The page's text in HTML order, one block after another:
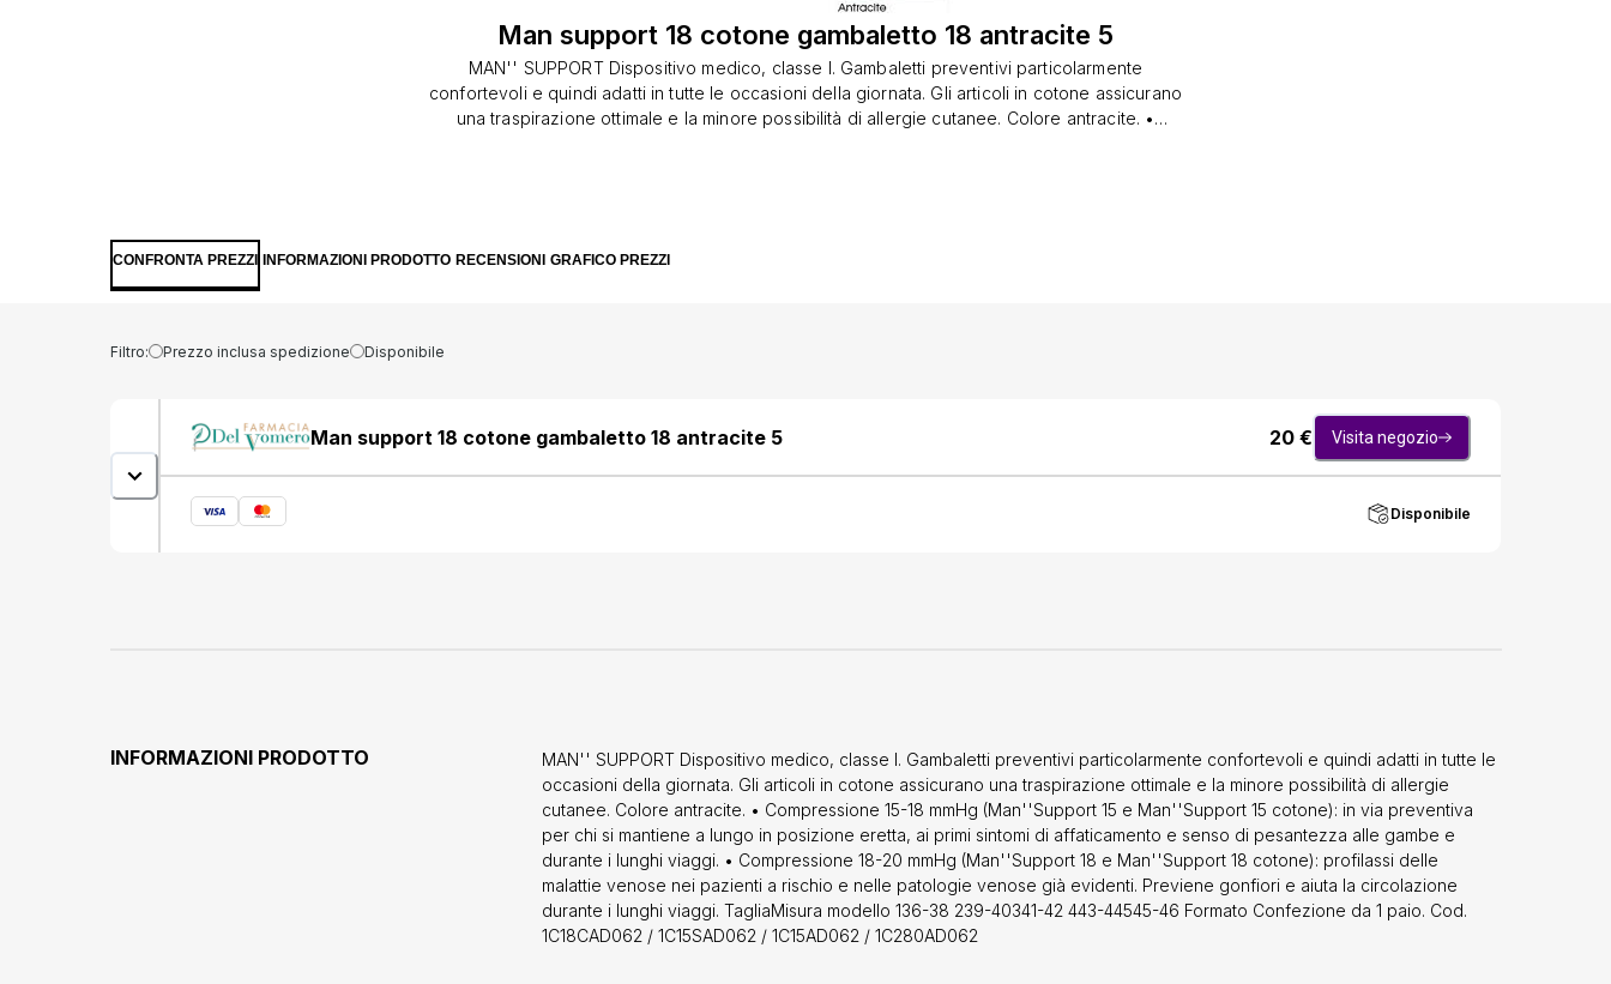
Man support 18 cotone gambaletto 18 antracite 5
MAN'' SUPPORT Dispositivo medico, classe I. Gambaletti preventivi particolarmente
confortevoli e quindi adatti in tutte le occasioni della giornata. Gli articoli in cotone assicurano
una traspirazione ottimale e la minore possibilità di allergie cutanee. Colore antracite. •
viaggi. TagliaMisura modello 136-38 239-40341-42 443-44545-46 Formato Confezione da 1
CONFRONTA PREZZI INFORMAZIONI PRODOTTO RECENSIONI GRAFICO PREZZI
Filtro: Prezzo inclusa spedizione Disponibile
Man support 18 cotone gambaletto 18 antracite 5 20 € Visita negozio
Disponibile
INFORMAZIONI PRODOTTO
MAN'' SUPPORT Dispositivo medico, classe I. Gambaletti preventivi particolarmente confortevoli e quindi adatti in tutte le
occasioni della giornata. Gli articoli in cotone assicurano una traspirazione ottimale e la minore possibilità di allergie
cutanee. Colore antracite. • Compressione 15-18 mmHg (Man''Support 15 e Man''Support 15 cotone): in via preventiva
per chi si mantiene a lungo in posizione eretta, ai primi sintomi di affaticamento e senso di pesantezza alle gambe e
durante i lunghi viaggi. • Compressione 18-20 mmHg (Man''Support 18 e Man''Support 18 cotone): profilassi delle
malattie venose nei pazienti a rischio e nelle patologie venose già evidenti. Previene gonfiori e aiuta la circolazione
durante i lunghi viaggi. TagliaMisura modello 136-38 239-40341-42 443-44545-46 Formato Confezione da 1 paio. Cod.
1C18CAD062 / 1C15SAD062 / 1C15AD062 / 1C280AD062